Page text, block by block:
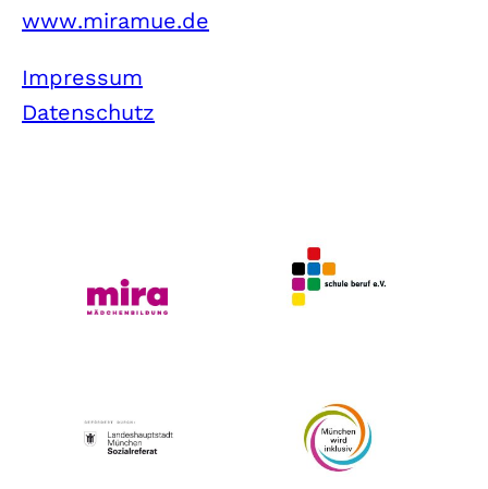
www.miramue.de
Impressum
Datenschutz